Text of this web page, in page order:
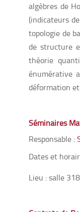
algèbres de
(indicateurs
topologie de
de structure
théorie
énumérative
déformation et
Séminaires
Responsable :
Dates et
Lieu : salle